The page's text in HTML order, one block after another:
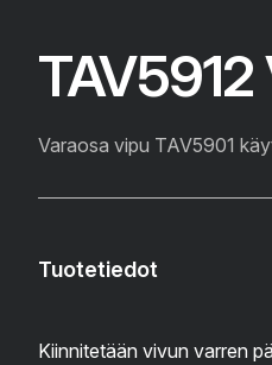
Varaosa vipu TAV5901
Tuotetiedot
Kiinnitetään vivun varren